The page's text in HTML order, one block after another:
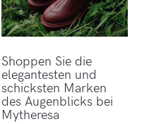
Shoppen Sie die
elegantesten und
schicksten Marken
des Augenblicks bei
Mytheresa